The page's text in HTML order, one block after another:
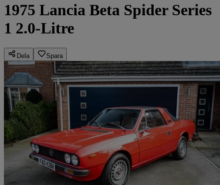
1975 Lancia Beta Spider Series
1 2.0-Litre
Dela Spara